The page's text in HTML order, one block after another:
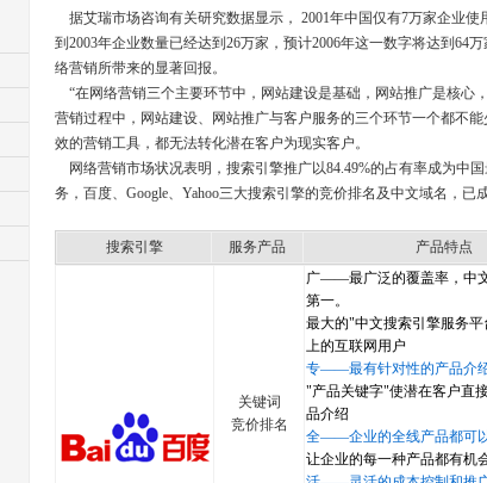
据艾瑞市场咨询有关研究数据显示， 2001年中国仅有7万家企业使
到2003年企业数量已经达到26万家，预计2006年这一数字将达到64
络营销所带来的显著回报。
“在网络营销三个主要环节中，网站建设是基础，网站推广是核心
营销过程中，网站建设、网站推广与客户服务的三个环节一个都不
效的营销工具，都无法转化潜在客户为现实客户。
网络营销市场状况表明，搜索引擎推广以84.49%的占有率成为中
务，百度、Google、Yahoo三大搜索引擎的竞价排名及中文域名，已
搜索引擎 服务产品 产品特点
关键词
竞价排名
广——最广泛的覆盖率，中
第一。
最大的"中文搜索引擎服务平
上的互联网用户
专——最有针对性的产品介
"产品关键字"使潜在客户直
品介绍
全——企业的全线产品都可
让企业的每一种产品都有机